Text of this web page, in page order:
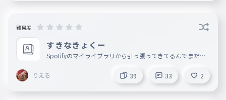
難易度
すきなきょくー
Spotifyのマイライブラリから引っ張ってきてるんでまだま
りえる
39 33 2